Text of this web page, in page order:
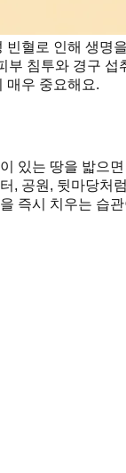
혈로 인해 생명
부 침투와 경구 섭
매우 중요해요.
있는 땅을 밟으
, 공원, 뒷마당처
즉시 치우는 습